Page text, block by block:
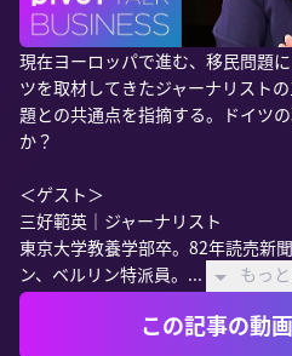
現在ヨーロッパで進む、移民問題
ツを取材してきたジャーナリスト
題との共通点を指摘する。ドイツ
か？
＜ゲスト＞
三好範英｜ジャーナリスト
東京大学教養学部卒。82年読売新
ン、ベルリン特派員。...
もっ
この記事の動